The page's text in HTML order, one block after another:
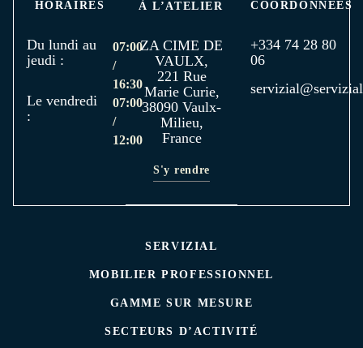
HORAIRES
Du lundi au
jeudi :
07:00
/
16:30
Le vendredi
:
07:00
/
12:00
À L’ATELIER
ZA CIME DE
VAULX,
221 Rue
Marie Curie,
38090 Vaulx-
Milieu,
France
S'y rendre
COORDONNÉES
+334 74 28 80
06
SERVIZIAL
MOBILIER PROFESSIONNEL
GAMME SUR MESURE
SECTEURS D’ACTIVITÉ